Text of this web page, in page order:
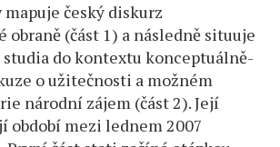
český diskurz
obraně (část 1) a následně situuje
do kontextu konceptuálně-
o užitečnosti a možném
národní zájem (část 2). Její
období mezi lednem 2007